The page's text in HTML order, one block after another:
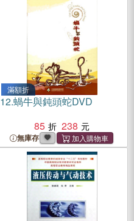
滿額折
12.蝸牛與鈍頭蛇DVD
85
238
無庫存